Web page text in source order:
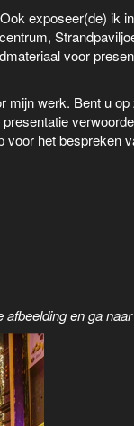
exposeer(de) ik
voor
werk. Bent u
voor het bespreken
en ga